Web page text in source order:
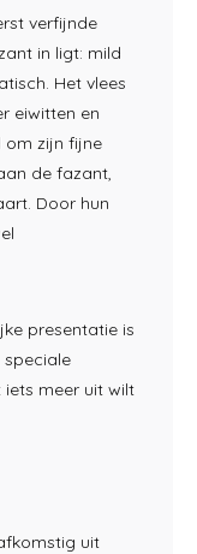
verfijnde
in ligt: mild
Het vlees
eiwitten en
om zijn fijne
de fazant,
Door hun
presentatie is
meer uit wilt
uit